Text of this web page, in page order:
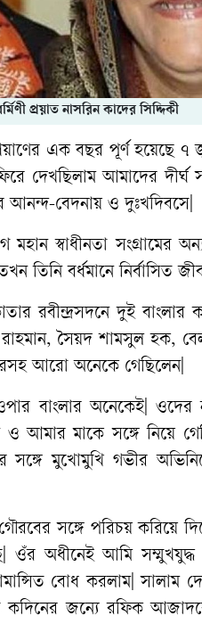
প্রয়াত নাসরিন কাদের সিদ্দিকী
এক বছর পূর্ণ হয়েছে
আমাদের দীর্ঘ
বেদনায় ও দুঃখদিবসে|
স্বাধীনতা সংগ্রামের
তিনি বর্ধমানে নির্বাসিত
রবীন্দ্রসদনে দুই বাংলার
সৈয়দ শামসুল হক,
আরো অনেকে গেছিলেন|
ওপার বাংলার অনেকেই|
আমার মাকে সঙ্গে নিয়ে
সঙ্গে মুখোমুখি গভীর
সঙ্গে পরিচয় করিয়ে
ওঁর অধীনেই আমি
বোধ করলাম| সালাম
জন্যে রফিক আজাদকে